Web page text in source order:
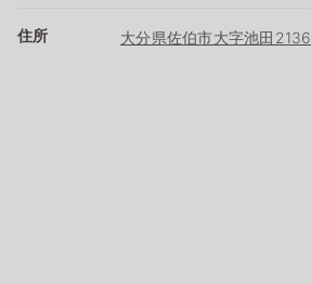
住所 大分県佐伯市大字池田2136